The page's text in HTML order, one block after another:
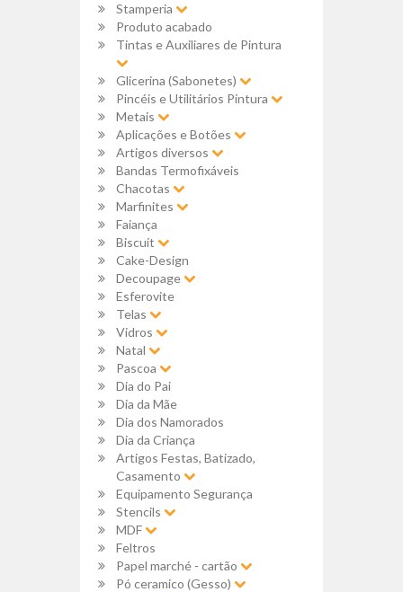
Stamperia
Produto acabado
Tintas e Auxiliares de Pintura
Glicerina (Sabonetes)
Pincéis e Utilitários Pintura
Metais
Aplicações e Botões
Artigos diversos
Bandas Termofixáveis
Chacotas
Marfinites
Faiança
Biscuit
Cake-Design
Decoupage
Esferovite
Telas
Vidros
Natal
Pascoa
Dia do Pai
Dia da Mãe
Dia dos Namorados
Dia da Criança
Artigos Festas, Batizado,
Casamento
Equipamento Segurança
Stencils
MDF
Feltros
Papel marché - cartão
Pó ceramico (Gesso)